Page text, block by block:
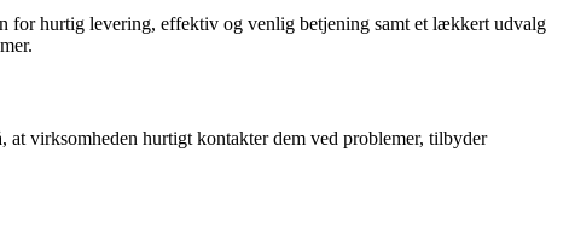
for hurtig levering, effektiv og venlig betjening samt et lækkert udvalg
virksomheden hurtigt kontakter dem ved problemer, tilbyder